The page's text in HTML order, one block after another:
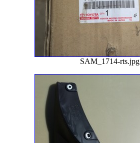
SAM_1714-rts.jpg